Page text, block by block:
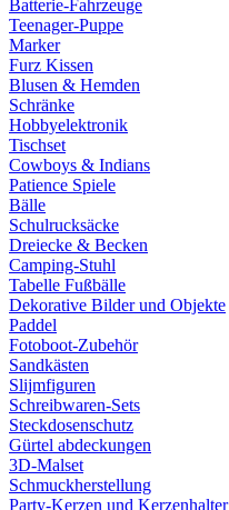
Batterie-Fahrzeuge
Teenager-Puppe
Marker
Furz Kissen
Blusen & Hemden
Schränke
Hobbyelektronik
Tischset
Cowboys & Indians
Patience Spiele
Bälle
Schulrucksäcke
Dreiecke & Becken
Camping-Stuhl
Tabelle Fußbälle
Dekorative Bilder und Objekte
Paddel
Fotoboot-Zubehör
Sandkästen
Slijmfiguren
Schreibwaren-Sets
Steckdosenschutz
Gürtel abdeckungen
3D-Malset
Schmuckherstellung
Party-Kerzen und Kerzenhalter